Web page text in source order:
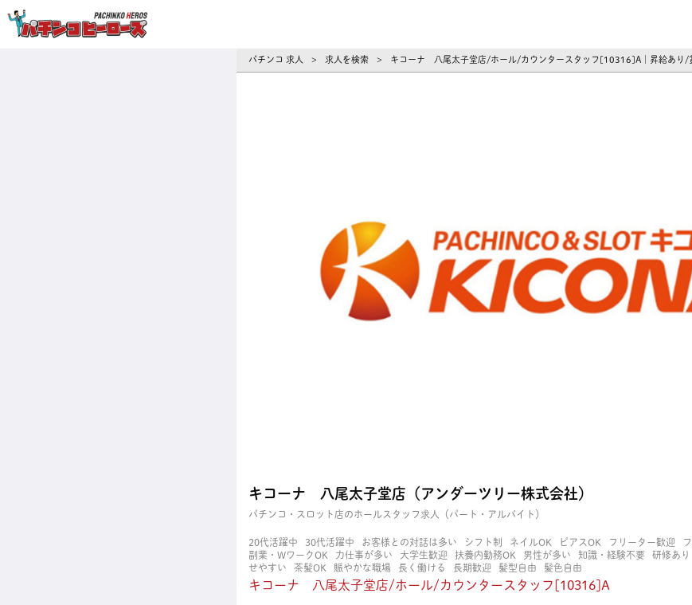
パチンコ 求人 > 求人を検索 > キコーナ 八尾太子堂店/ホール/カウンタースタッフ[10316]A｜昇給あり/
キコーナ 八尾太子堂店（アンダーツリー株式会社）
パチンコ・スロット店のホールスタッフ求人（パート・アルバイト）
20代活躍中 30代活躍中 お客様との対話は多い シフト制 ネイルOK ピアスOK フリーター歓迎
副業・WワークOK
力仕事が多い 大学生歓迎 扶養内勤務OK 男性が多い 知識・経験不要 研修あり
せやすい
茶髪OK 賑やかな職場 長く働ける 長期歓迎 髪型自由 髪色自由
キコーナ 八尾太子堂店/ホール/カウンタースタッフ[10316]A